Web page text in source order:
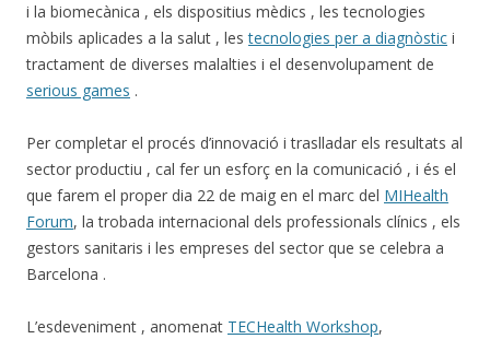
i la biomecànica , els dispositius mèdics , les tecnologies
mòbils aplicades a la salut , lestecnologies per a diagnòstic i
tractament de diverses malalties i el desenvolupament de
serious games .
Per completar el procés d’innovació i traslladar els resultats al
sector productiu , cal fer un esforç en la comunicació , i és el
que farem el proper dia 22 de maig en el marc del MIHealth
Forum, la trobada internacional dels professionals clínics , els
gestors sanitaris i les empreses del sector que se celebra a
Barcelona .
L’esdeveniment , anomenat TECHealth Workshop,